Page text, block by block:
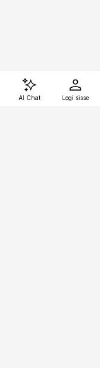
AI Chat Logi sisse